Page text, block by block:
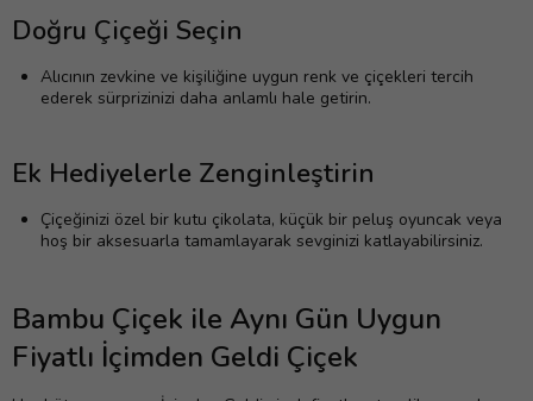
Doğru Çiçeği Seçin
Alıcının zevkine ve kişiliğine uygun renk ve çiçekleri tercih
ederek sürprizinizi daha anlamlı hale getirin.
Ek Hediyelerle Zenginleştirin
Çiçeğinizi özel bir kutu çikolata, küçük bir peluş oyuncak veya
hoş bir aksesuarla tamamlayarak sevginizi katlayabilirsiniz.
Bambu Çiçek ile Aynı Gün Uygun
Fiyatlı İçimden Geldi Çiçek